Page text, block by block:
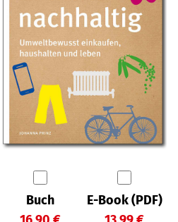
Buch
E-Book (PDF)